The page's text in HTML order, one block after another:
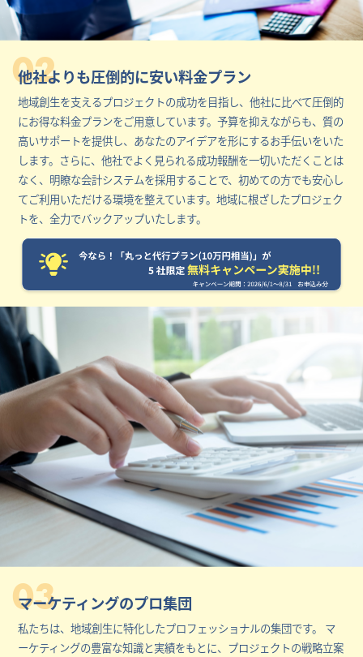
02
他社よりも圧倒的に安い料金プラン
地域創生を支えるプロジェクトの成功を目指し、他社に比べて圧倒的
にお得な料金プランをご用意しています。予算を抑えながらも、質の
高いサポートを提供し、あなたのアイデアを形にするお手伝いをいた
します。さらに、他社でよく見られる成功報酬を一切いただくことは
なく、明瞭な会計システムを採用することで、初めての方でも安心し
てご利用いただける環境を整えています。地域に根ざしたプロジェク
トを、全力でバックアップいたします。
03
マーケティングのプロ集団
私たちは、地域創生に特化したプロフェッショナルの集団です。 マ
ーケティングの豊富な知識と実績をもとに、プロジェクトの戦略立案